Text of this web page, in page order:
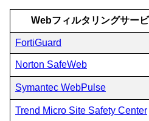
Webフィルタリングサー
FortiGuard
Norton SafeWeb
Symantec WebPulse
Trend Micro Site Safety Center